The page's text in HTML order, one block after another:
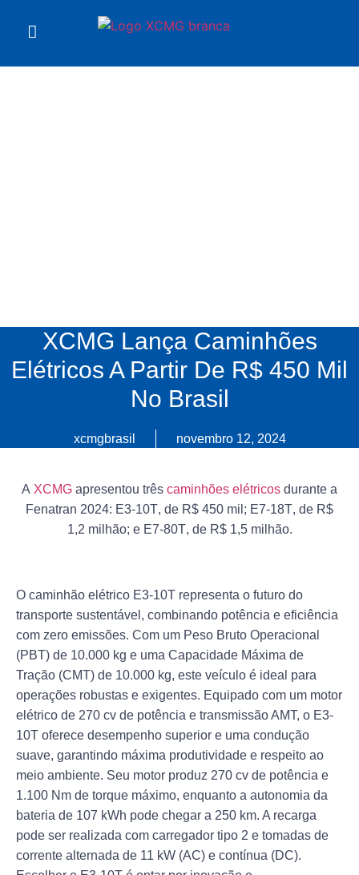
XCMG Lança Caminhões
Elétricos A Partir De R$ 450 Mil
No Brasil
xcmgbrasil novembro 12, 2024
A XCMG apresentou três caminhões elétricos durante a
Fenatran 2024: E3-10T, de R$ 450 mil; E7-18T, de R$
1,2 milhão; eE7-80T, de R$ 1,5 milhão.
O caminhão elétrico E3-10T representa o futuro do
transporte sustentável, combinando potência e eficiência
com zero emissões. Com um Peso Bruto Operacional
(PBT) de 10.000 kg e uma Capacidade Máxima de
Tração (CMT) de 10.000 kg, este veículo é ideal para
operações robustas e exigentes. Equipado com um motor
elétrico de 270 cv de potência e transmissão AMT, o E3-
10T oferece desempenho superior e uma condução
suave, garantindo máxima produtividade e respeito ao
meio ambiente. Seu motor produz 270 cv de potência e
1.100 Nm de torque máximo, enquanto a autonomia da
bateria de 107 kWh pode chegar a 250 km. A recarga
pode ser realizada com carregador tipo 2 e tomadas de
corrente alternada de 11 kW (AC) e contínua (DC).